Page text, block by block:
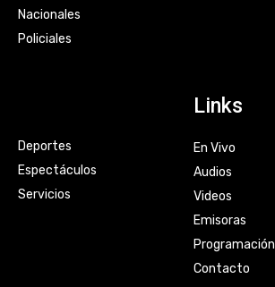
Nacionales
Policiales
Deportes
Espectáculos
Servicios
Links
En Vivo
Audios
Videos
Emisoras
Programación
Contacto